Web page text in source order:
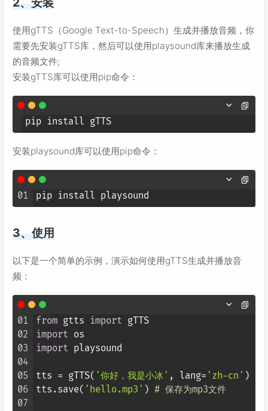
使用gTTS（Google Text-to-Speech）生成并播放音频，你
需要先安装gTTS库，然后可以使用playsound库来播放生成
的音频文件;
安装gTTS库可以使用pip命令：
pip install gTTS
安装playsound库可以使用pip命令：
01
3、使用
以下是一个简单的示例，演示如何使用gTTS生成并播放音
频：
01
02
03
04
05
06
07
from gtts import
import
import playsound
tts = gTTS( '你好，我是小冰' , lang= 'zh-cn' ) #
tts.save( 'hello.mp3' ) # 保存为mp3文件